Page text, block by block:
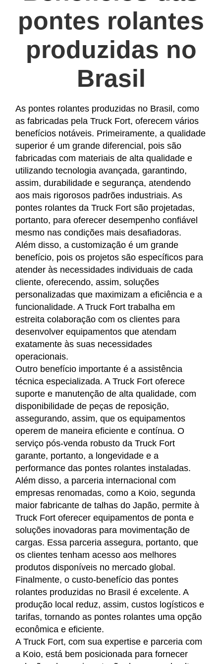
pontes rolantes
produzidas no
Brasil
As pontes rolantes produzidas no Brasil, como
as fabricadas pela Truck Fort, oferecem vários
benefícios notáveis. Primeiramente, a qualidade
superior é um grande diferencial, pois são
fabricadas com materiais de alta qualidade e
utilizando tecnologia avançada, garantindo,
assim, durabilidade e segurança, atendendo
aos mais rigorosos padrões industriais. As
pontes rolantes da Truck Fort são projetadas,
portanto, para oferecer desempenho confiável
mesmo nas condições mais desafiadoras.
Além disso, a customização é um grande
benefício, pois os projetos são específicos para
atender às necessidades individuais de cada
cliente, oferecendo, assim, soluções
personalizadas que maximizam a eficiência e a
funcionalidade. A Truck Fort trabalha em
estreita colaboração com os clientes para
desenvolver equipamentos que atendam
exatamente às suas necessidades
operacionais.
Outro benefício importante é a assistência
técnica especializada. A Truck Fort oferece
suporte e manutenção de alta qualidade, com
disponibilidade de peças de reposição,
assegurando, assim, que os equipamentos
operem de maneira eficiente e contínua. O
serviço pós-venda robusto da Truck Fort
garante, portanto, a longevidade e a
performance das pontes rolantes instaladas.
Além disso, a parceria internacional com
empresas renomadas, como a Koio, segunda
maior fabricante de talhas do Japão, permite à
Truck Fort oferecer equipamentos de ponta e
soluções inovadoras para movimentação de
cargas. Essa parceria assegura, portanto, que
os clientes tenham acesso aos melhores
produtos disponíveis no mercado global.
Finalmente, o custo-benefício das pontes
rolantes produzidas no Brasil é excelente. A
produção local reduz, assim, custos logísticos e
tarifas, tornando as pontes rolantes uma opção
econômica e eficiente.
A Truck Fort, com sua expertise e parceria com
a Koio, está bem posicionada para fornecer